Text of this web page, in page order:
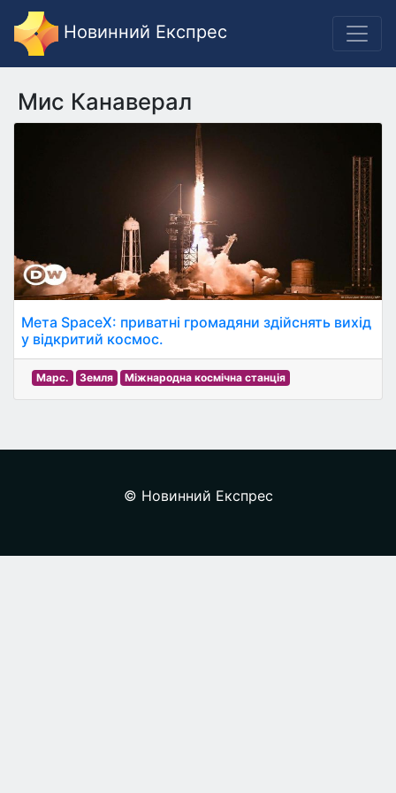
Новинний Експрес
Мис Канаверал
Мета SpaceX: приватні громадяни здійснять вихід
у відкритий космос.
Марс. Земля Міжнародна космічна станція
© Новинний Експрес